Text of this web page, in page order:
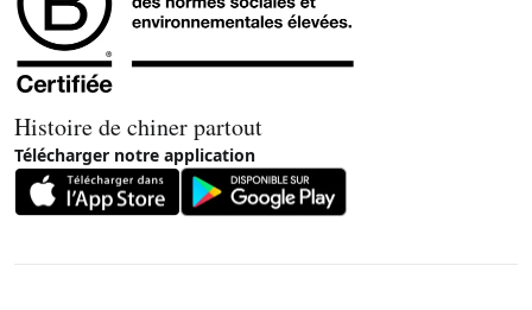
Histoire de chiner partout
Télécharger notre application